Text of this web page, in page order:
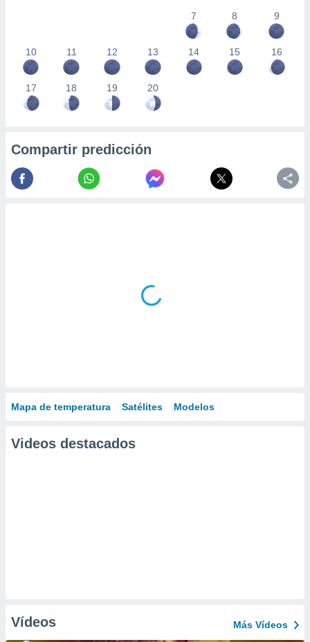
7
8 9
10 11 12 13 14 15 16
17 18 19 20
Compartir predicción
Mapa de temperatura Satélites Modelos
Videos destacados
Vídeos Más Vídeos